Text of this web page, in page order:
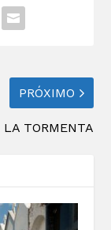
PRÓXIMO
LA TORMENTA